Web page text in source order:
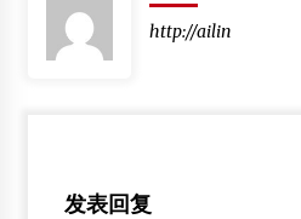
http://ailin
发表回复